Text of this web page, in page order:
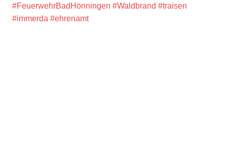
#FeuerwehrBadHönningen #Waldbrand #traisen
#immerda #ehrenamt